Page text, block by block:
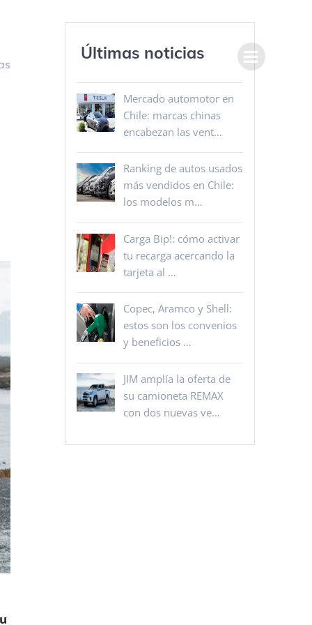
Últimas noticias
Mercado automotor en
Chile: marcas chinas
encabezan las vent…
Ranking de autos usados
más vendidos en Chile:
los modelos m…
Carga Bip!: cómo activar
tu recarga acercando la
tarjeta al …
Copec, Aramco y Shell:
estos son los convenios
y beneficios …
JIM amplía la oferta de
su camioneta REMAX
con dos nuevas ve…